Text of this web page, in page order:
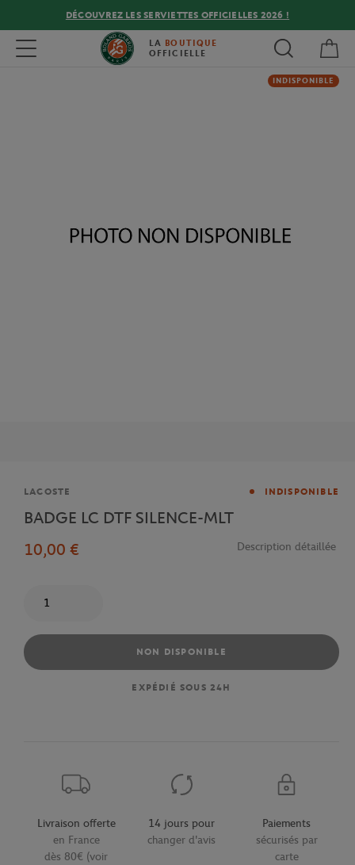
DÉCOUVREZ LES SERVIETTES OFFICIELLES 2026 !
Toggle navigation LA BOUTIQUE
OFFICIELLE
INDISPONIBLE
Marque
LACOSTE INDISPONIBLE
BADGE LC DTF SILENCE-MLT
10,00 €
Description détaillée
NON DISPONIBLE
EXPÉDIÉ SOUS 24H
Livraison offerte
en France
dès 80€ (voir
14 jours pour
changer d'avis
Paiements
sécurisés par
carte